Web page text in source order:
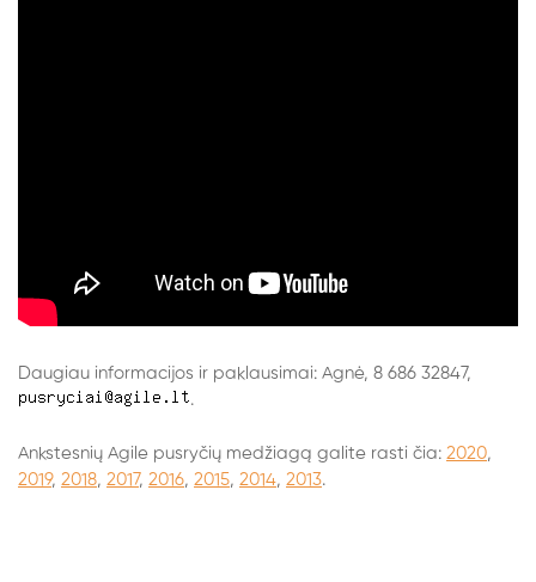
Daugiau informacijos ir paklausimai: Agnė, 8 686 32847,
.
Ankstesnių Agile pusryčių medžiagą galite rasti čia: 2020,
2019, 2018, 2017, 2016, 2015, 2014, 2013.